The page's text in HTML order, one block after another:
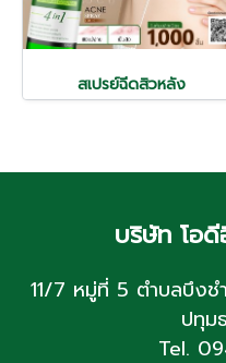
สเปรย์ฉีดสิวหลัง
บริษัท โอดี
11/7 หมู่ที่ 5 ตำบลบึงช
ปทุม
Tel.